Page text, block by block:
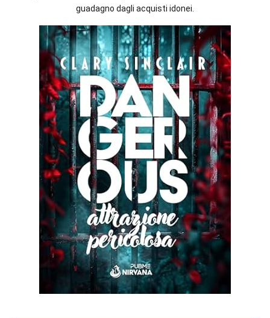
straniere.
guadagno dagli acquisti idonei.